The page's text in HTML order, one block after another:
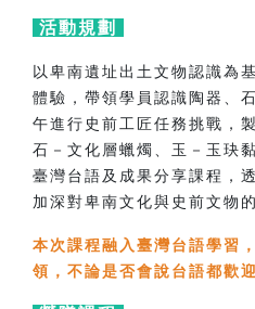
活動規劃
以卑南遺址出土文物認識為
體驗，帶領學員認識陶器、
午進行史前工匠任務挑戰，
石－文化層蠟燭、玉－玉玦
臺灣台語及成果分享課程，
加深對卑南文化與史前文物
本次課程融入臺灣台語學習
領，不論是否會說台語都歡